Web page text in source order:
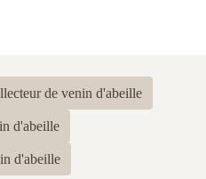
de venin d'abeille
d'abeille
d'abeille